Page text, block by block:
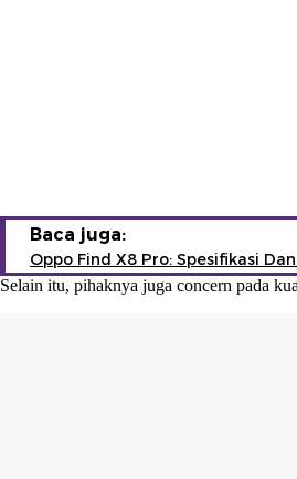
Baca juga:
Oppo Find X8 Pro: Spesifikasi
Selain itu, pihaknya juga concern pada